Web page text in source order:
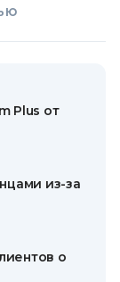
Plus от
из-за
о